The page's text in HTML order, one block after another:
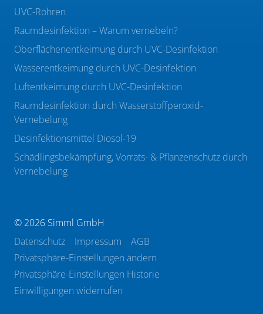
UVC-Röhren
Raumdesinfektion – Warum vernebeln?
Oberflächenentkeimung durch UVC-Desinfektion
Wasserentkeimung durch UVC-Desinfektion
Luftentkeimung durch UVC-Desinfektion
Raumdesinfektion durch Wasserstoffperoxid-
Vernebelung
Desinfektionsmittel Diosol-19
Schädlingsbekämpfung, Vorrats- & Pflanzenschutz durch
Vernebelung
© 2026 Simml GmbH
Datenschutz
Impressum
AGB
Privatsphäre-Einstellungen ändern
Privatsphäre-Einstellungen Historie
Einwilligungen widerrufen